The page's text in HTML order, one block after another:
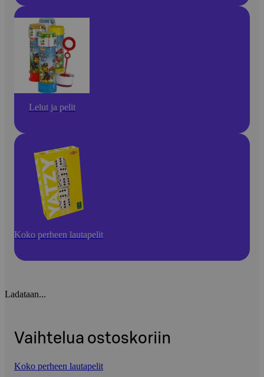
Lelut ja pelit
Koko perheen lautapelit
Ladataan...
Vaihtelua ostoskoriin
Koko perheen lautapelit